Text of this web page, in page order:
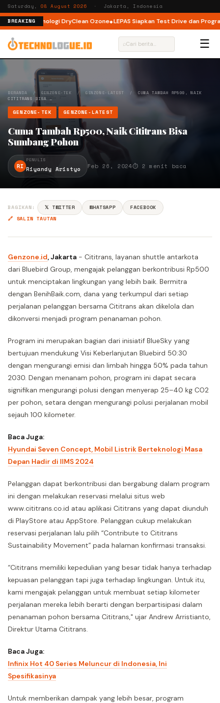
Saturday,08 August 2026 · Jakarta, Indonesia
BREAKINGTeknologi DryClean Ozone LEPAS Siapkan Test Drive dan Program
⌕ ☰
BERANDA / GENZONE-TEK / GENZONE-LATEST /CUMA TAMBAH RP500, NAIK
CITITRANS BISA …
GENZONE-TEK GENZONE-LATEST
Cuma Tambah Rp500, Naik Cititrans Bisa
Sumbang Pohon
RI
PENULIS
Riyandy Aristyo Feb 26, 2024⏱ 2 menit baca
BAGIKAN: 𝕏 TWITTER WHATSAPP
FACEBOOK
🔗 SALIN TAUTAN
Genzone.id, Jakarta - Cititrans, layanan shuttle antarkota
dari Bluebird Group, mengajak pelanggan berkontribusi Rp500
untuk menciptakan lingkungan yang lebih baik. Bermitra
dengan BenihBaik.com, dana yang terkumpul dari setiap
perjalanan pelanggan bersama Cititrans akan dikelola dan
dikonversi menjadi program penanaman pohon.
Program ini merupakan bagian dari inisiatif BlueSky yang
bertujuan mendukung Visi Keberlanjutan Bluebird 50:30
dengan mengurangi emisi dan limbah hingga 50% pada tahun
2030. Dengan menanam pohon, program ini dapat secara
signifikan mengurangi polusi dengan menyerap 25–40 kg CO2
per pohon, setara dengan mengurangi polusi perjalanan mobil
sejauh 100 kilometer.
Baca Juga:
Hyundai Seven Concept, Mobil Listrik Berteknologi Masa
Depan Hadir di IIMS 2024
Pelanggan dapat berkontribusi dan bergabung dalam program
ini dengan melakukan reservasi melalui situs web
www.cititrans.co.id atau aplikasi Cititrans yang dapat diunduh
di PlayStore atau AppStore. Pelanggan cukup melakukan
reservasi perjalanan lalu pilih “Contribute to Cititrans
Sustainability Movement” pada halaman konfirmasi transaksi.
“Cititrans memiliki kepedulian yang besar tidak hanya terhadap
kepuasan pelanggan tapi juga terhadap lingkungan. Untuk itu,
kami mengajak pelanggan untuk membuat setiap kilometer
perjalanan mereka lebih berarti dengan berpartisipasi dalam
penanaman pohon bersama Cititrans," ujar Andrew Arristianto,
Direktur Utama Cititrans.
Baca Juga:
Infinix Hot 40 Series Meluncur di Indonesia, Ini
Spesifikasinya
Untuk memberikan dampak yang lebih besar, program